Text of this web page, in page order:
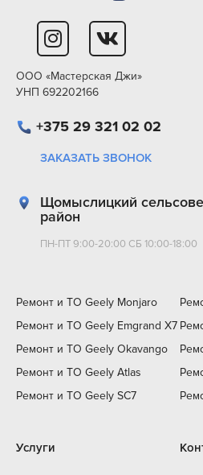
ООО «Мастерская Джи»
УНП 692202166
Ремонт и ТО Geely Monjaro
Ремонт и ТО Geely Emgrand X7
Ремонт и ТО Geely Okavango
Ремонт и ТО Geely Atlas
Ремонт и ТО Geely SC7
Услуги
+375 29 321 02 02
ЗАКАЗАТЬ ЗВОНОК
Щомыслицкий
район
ПН-ПТ 9:00-20:00 СБ 10:00-18:00